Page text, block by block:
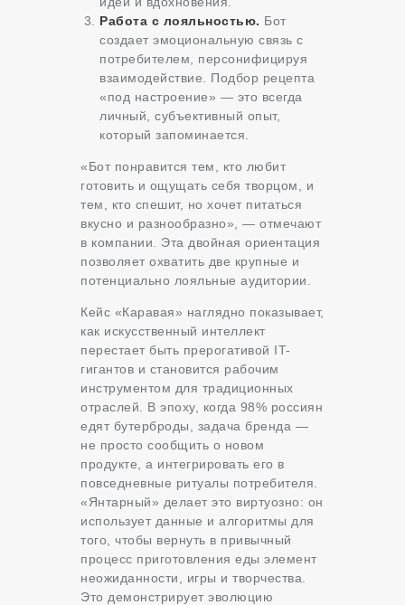
Работа с лояльностью. Бот
создает эмоциональную связь с
потребителем, персонифицируя
взаимодействие. Подбор рецепта
«под настроение» — это всегда
личный, субъективный опыт,
который запоминается.
«Бот понравится тем, кто любит
готовить и ощущать себя творцом, и
тем, кто спешит, но хочет питаться
вкусно и разнообразно», — отмечают
в компании. Эта двойная ориентация
позволяет охватить две крупные и
потенциально лояльные аудитории.
Кейс «Каравая» наглядно показывает,
как искусственный интеллект
перестает быть прерогативой IT-
гигантов и становится рабочим
инструментом для традиционных
отраслей. В эпоху, когда 98% россиян
едят бутерброды, задача бренда —
не просто сообщить о новом
продукте, а интегрировать его в
повседневные ритуалы потребителя.
«Янтарный» делает это виртуозно: он
использует данные и алгоритмы для
того, чтобы вернуть в привычный
процесс приготовления еды элемент
неожиданности, игры и творчества.
Это демонстрирует эволюцию